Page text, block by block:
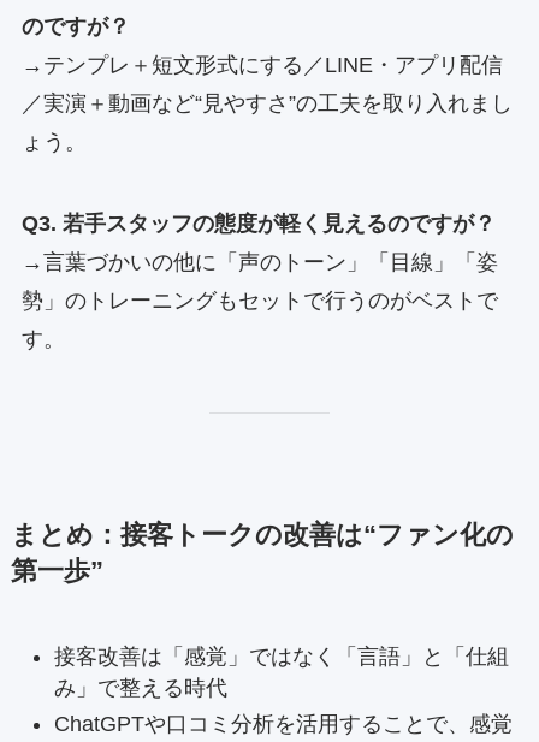
のですが？
→テンプレ＋短文形式にする／LINE・アプリ配信
／実演＋動画など“見やすさ”の工夫を取り入れまし
ょう。
Q3. 若手スタッフの態度が軽く見えるのですが？
→言葉づかいの他に「声のトーン」「目線」「姿
勢」のトレーニングもセットで行うのがベストで
す。
まとめ：接客トークの改善は“ファン化の
第一歩”
接客改善は「感覚」ではなく「言語」と「仕組
み」で整える時代
ChatGPTや口コミ分析を活用することで、感覚